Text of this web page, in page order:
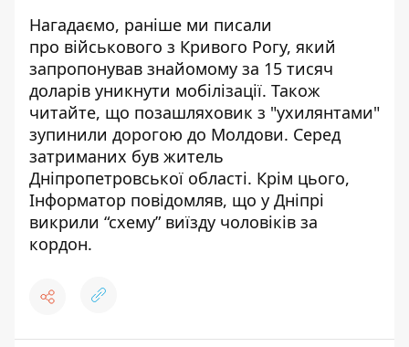
Нагадаємо, раніше ми писали
про військового з Кривого Рогу, який
запропонував знайомому за 15 тисяч
доларів уникнути мобілізації. Також
читайте, що позашляховик з "ухилянтами"
зупинили дорогою до Молдови. Серед
затриманих був житель
Дніпропетровської області. Крім цього,
Інформатор повідомляв, що у Дніпрі
викрили “схему” виїзду чоловіків за
кордон.